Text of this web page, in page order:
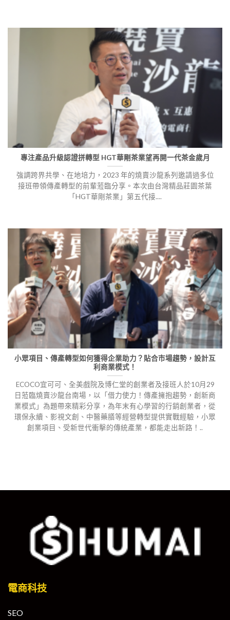
專注產品升級認證拼轉型 HGT華剛茶業望再開一代茶金歲月
強調跨界共學、在地培力，2023 年的燒賣沙龍系列邀請過多位
接班帶領傳產轉型的前輩蒞臨分享。本次由台灣精品莊園茶葉
「HGT華剛茶業」第五代接....
小眾項目、傳產轉型如何獲得企業助力？貼合市場趨勢，設計互
利商業模式！
ECOCO宜可可、全美戲院及博仁堂的創業者及接班人於10月29
日蒞臨燒賣沙龍台南場，以「借力使力！傳產擁抱趨勢，創新商
業模式」為題帶來精彩分享，為年末有心學習的行銷創業者，從
環保永續、影視文創、中醫藥膳等經營轉型提供實戰經驗，小眾
創業項目、受新世代衝擊的傳統產業，都能走出新路！..
電商科技
SEO